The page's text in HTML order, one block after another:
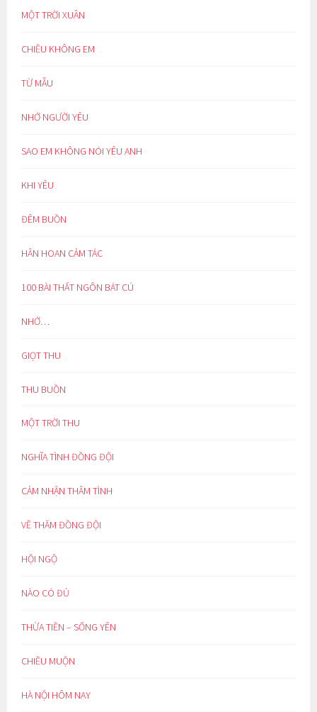
MỘT TRỜI XUÂN
CHIỀU KHÔNG EM
TỪ MẪU
NHỚ NGƯỜI YÊU
SAO EM KHÔNG NÓI YÊU ANH
KHI YÊU
ĐÊM BUỒN
HÂN HOAN CẢM TÁC
100 BÀI THẤT NGÔN BÁT CÚ
NHỚ…
GIỌT THU
THU BUỒN
MỘT TRỜI THU
NGHĨA TÌNH ĐỒNG ĐỘI
CẢM NHẬN THÂM TÌNH
VỀ THĂM ĐỒNG ĐỘI
HỘI NGỘ
NÀO CÓ ĐỦ
THỪA TIỀN – SỐNG YÊN
CHIỀU MUỘN
HÀ NỘI HÔM NAY